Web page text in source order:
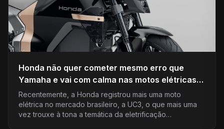
Honda não quer cometer mesmo erro que
Yamaha e vai com calma nas motos elétricas
no Brasil
Recentemente, a Honda registrou mais uma moto
elétrica no mercado brasileiro, a UC3, o que mais uma
vez trouxe à tona a temática da eletrificação…